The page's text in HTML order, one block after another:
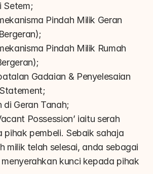
Setem;
Pindah Milik Geran
Pindah Milik Rumah
Gadaian & Penyelesaian
di Geran Tanah;
Possession’ iaitu serah
pihak pembeli. Sebaik sahaja
milik telah selesai, anda sebagai
kunci kepada pihak